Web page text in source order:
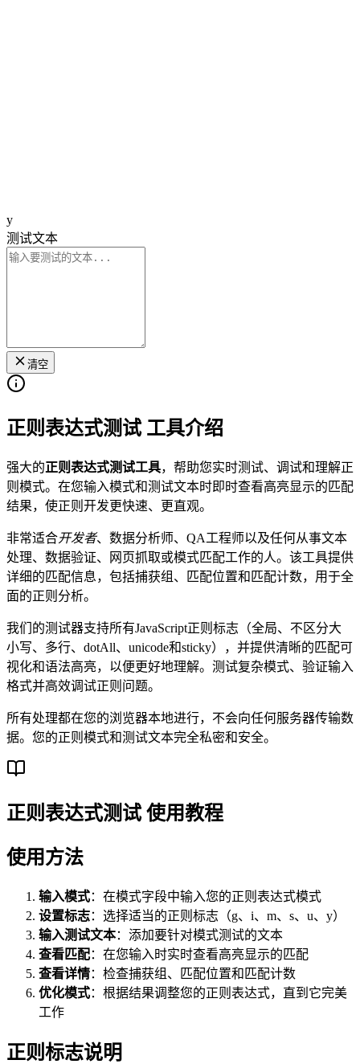
y
测试文本
清空
正则表达式测试 工具介绍
强大的正则表达式测试工具，帮助您实时测试、调试和理解正
则模式。在您输入模式和测试文本时即时查看高亮显示的匹配
结果，使正则开发更快速、更直观。
非常适合开发者、数据分析师、QA工程师以及任何从事文本
处理、数据验证、网页抓取或模式匹配工作的人。该工具提供
详细的匹配信息，包括捕获组、匹配位置和匹配计数，用于全
面的正则分析。
我们的测试器支持所有JavaScript正则标志（全局、不区分大
小写、多行、dotAll、unicode和sticky），并提供清晰的匹配可
视化和语法高亮，以便更好地理解。测试复杂模式、验证输入
格式并高效调试正则问题。
所有处理都在您的浏览器本地进行，不会向任何服务器传输数
据。您的正则模式和测试文本完全私密和安全。
正则表达式测试 使用教程
使用方法
输入模式：在模式字段中输入您的正则表达式模式
设置标志：选择适当的正则标志（g、i、m、s、u、y）
输入测试文本：添加要针对模式测试的文本
查看匹配：在您输入时实时查看高亮显示的匹配
查看详情：检查捕获组、匹配位置和匹配计数
优化模式：根据结果调整您的正则表达式，直到它完美
工作
正则标志说明